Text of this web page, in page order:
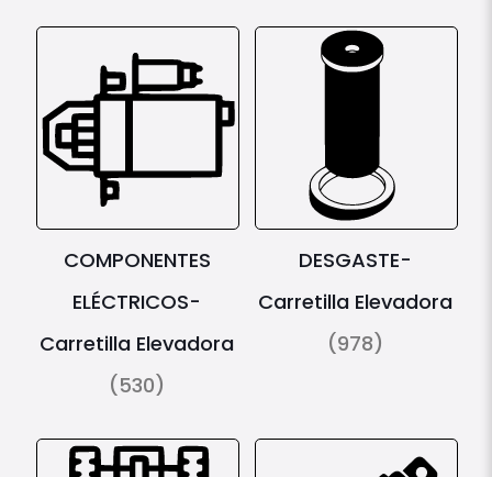
COMPONENTES
ELÉCTRICOS-
Carretilla Elevadora
(530)
DESGASTE-
Carretilla Elevadora
(978)